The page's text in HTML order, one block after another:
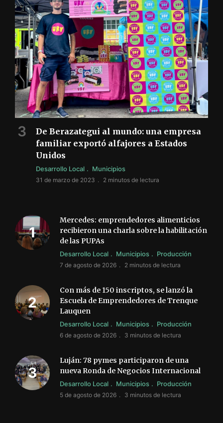
De Berazategui al mundo: una empresa
familiar exportó alfajores a Estados
Unidos
Desarrollo Local Municipios
31 de marzo de 2023 2 minutos de lectura
Mercedes: emprendedores alimenticios
recibieron una charla sobre la habilitación
de las PUPAs
Desarrollo Local Municipios Producción
7 de agosto de 2026 2 minutos de lectura
Con más de 150 inscriptos, se lanzó la
Escuela de Emprendedores de Trenque
Lauquen
Desarrollo Local Municipios Producción
6 de agosto de 2026 3 minutos de lectura
Luján: 78 pymes participaron de una
nueva Ronda de Negocios Internacional
Desarrollo Local Municipios Producción
5 de agosto de 2026 3 minutos de lectura